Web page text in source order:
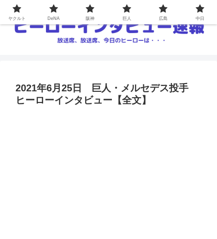
2021年6月25日 巨人・メルセデス投手
ヒーローインタビュー【全文】
ヤクルト DeNA 阪神 巨人 広島 中日